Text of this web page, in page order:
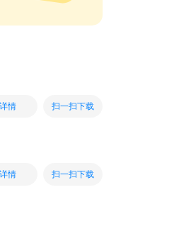
详情 扫一扫下载
详情 扫一扫下载